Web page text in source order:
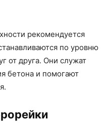
рекомендуется
по уровню
от друга. Они служат
бетона и помогают